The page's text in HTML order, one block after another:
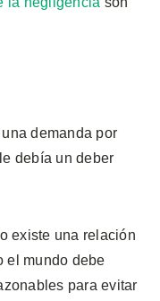
demanda por
debía un deber
existe una relación
el mundo debe
para evitar